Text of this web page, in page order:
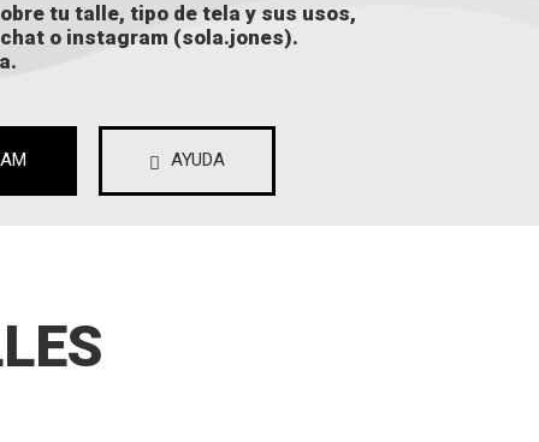
tu talle, tipo de tela y sus usos,
o instagram (sola.jones).
AYUDA